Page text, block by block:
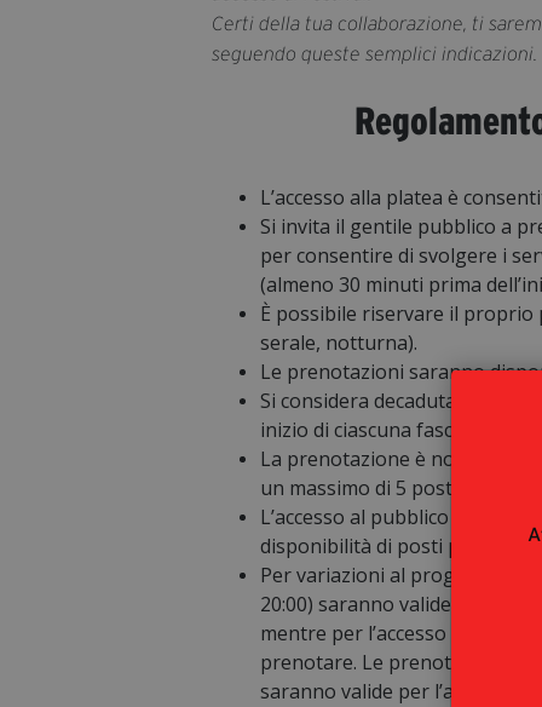
Certi della tua collaborazione, ti
seguendo queste semplici indicazioni.
L’accesso alla platea è
Si invita il gentile pubblico a
per consentire di svolgere i
(almeno 30 minuti prima
È possibile riservare il
serale, notturna).
Le prenotazioni saranno
Si considera decaduta la
inizio di ciascuna fascia di
La prenotazione è nominale,
un massimo di 5 posti
L’accesso al pubblico
disponibilità di posti per
Per variazioni al programma :
20:00) saranno valide per
mentre per l’accesso
prenotare. Le prenotazioni
saranno valide per l’accesso